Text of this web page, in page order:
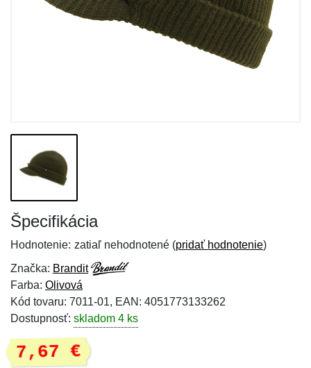
Špecifikácia
Hodnotenie: zatiaľ nehodnotené (pridať hodnotenie)
Značka: Brandit
Farba: Olivová
Kód tovaru: 7011-01, EAN: 4051773133262
Dostupnosť: skladom 4 ks
7,67 €